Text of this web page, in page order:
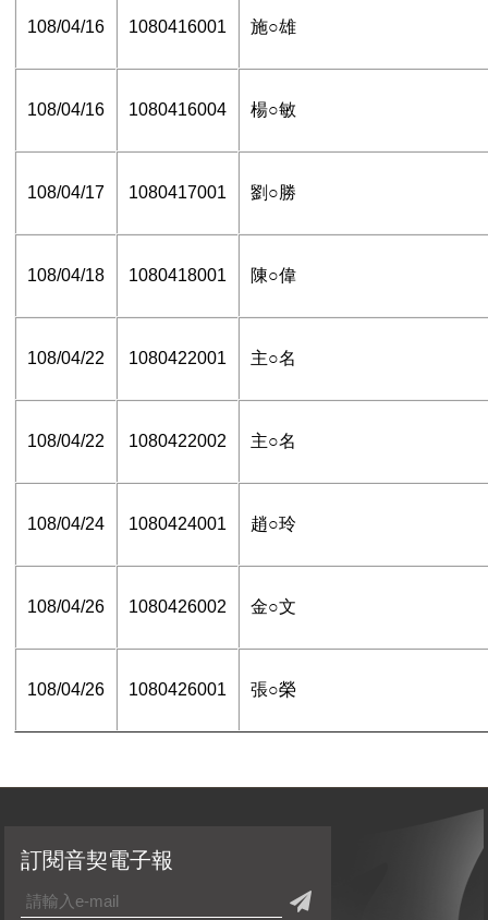
108/04/16 1080416001 施○雄
108/04/16 1080416004 楊○敏
108/04/17 1080417001 劉○勝
108/04/18 1080418001 陳○偉
108/04/22 1080422001 主○名
108/04/22 1080422002 主○名
108/04/24 1080424001 趙○玲
108/04/26 1080426002 金○文
108/04/26 1080426001 張○榮
訂閱音契電子報